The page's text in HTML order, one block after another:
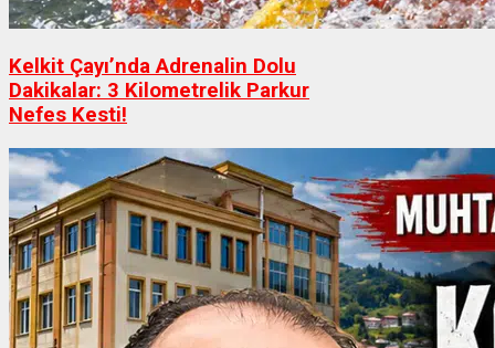
Kelkit Çayı’nda Adrenalin Dolu
Dakikalar: 3 Kilometrelik Parkur
Nefes Kesti!